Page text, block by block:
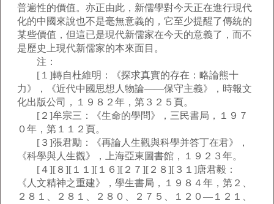
普遍性的價值。亦正由此，新儒學對今天正在進行現代
化的中國來說也不是毫無意義的，它至少提醒了傳統的
某些價值，但這已是現代新儒家在今天的意義了，而不
是歷史上現代新儒家的本來面目。
注：
[１]轉自杜維明：《探求真實的存在：略論熊十
力》，《近代中國思想人物論——保守主義》，時報文
化出版公司，１９８２年，第３２５頁。
[２]牟宗三：《生命的學問》，三民書局，１９７
０年，第１１２頁。
[３]張君勱：《再論人生觀與科學并答丁在君》，
《科學與人生觀》，上海亞東圖書館，１９２３年。
[４][８][１１][１６][２７][２８][３１]唐君毅：
《人文精神之重建》，學生書局，１９８４年，第２、
２８１、２８１、２８０、２７５、１２０—１２１、